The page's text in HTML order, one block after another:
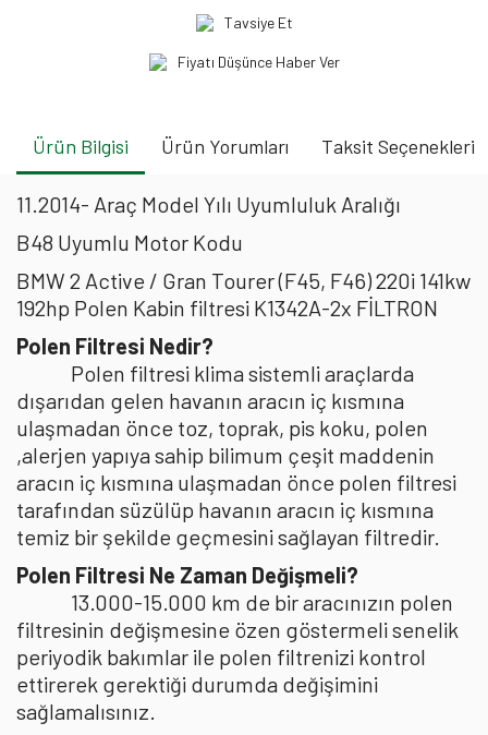
Tavsiye Et
Fiyatı Düşünce Haber Ver
Ürün Bilgisi Ürün Yorumları Taksit Seçenekleri
11.2014- Araç Model Yılı Uyumluluk Aralığı
B48 Uyumlu Motor Kodu
BMW 2 Active / Gran Tourer (F45, F46) 220i 141kw
192hp Polen Kabin filtresi K1342A-2x FİLTRON
Polen Filtresi Nedir?
Polen filtresi klima sistemli araçlarda
dışarıdan gelen havanın aracın iç kısmına
ulaşmadan önce toz, toprak, pis koku, polen
,alerjen yapıya sahip bilimum çeşit maddenin
aracın iç kısmına ulaşmadan önce polen filtresi
tarafından süzülüp havanın aracın iç kısmına
temiz bir şekilde geçmesini sağlayan filtredir.
Polen Filtresi Ne Zaman Değişmeli?
13.000-15.000 km de bir aracınızın polen
filtresinin değişmesine özen göstermeli senelik
periyodik bakımlar ile polen filtrenizi kontrol
ettirerek gerektiği durumda değişimini
sağlamalısınız.